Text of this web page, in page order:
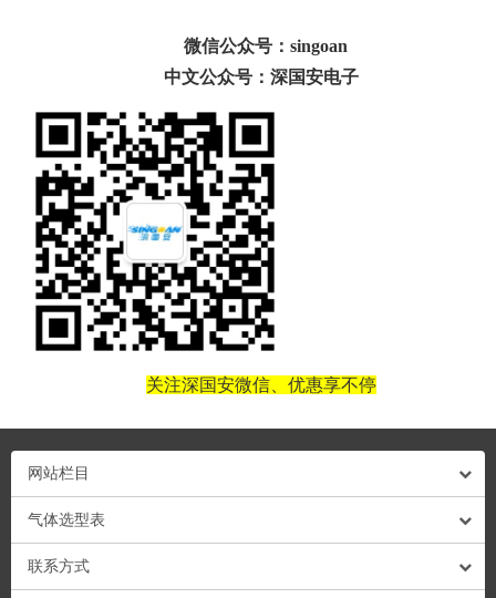
微信公众号：singoan
中文公众号：深国安电子
关注深国安微信、优惠享不停
网站栏目
气体选型表
联系方式